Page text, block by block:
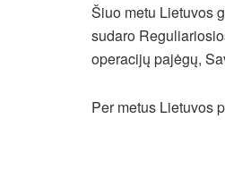
Šiuo metu Lietuvos
sudaro
operacijų pajėgų,
Per metus Lietuvos